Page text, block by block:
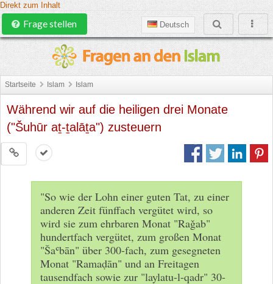
Direkt zum Inhalt
Deutsch
Frage stellen
Startseite Islam Islam
Während wir auf die heiligen drei Monate
("Šuhūr aṯ-ṯalāṯa") zusteuern
"So wie der Lohn einer guten Tat, zu einer
anderen Zeit fünffach vergütet wird, so
wird sie zum ehrbaren Monat "Raǧab"
hundertfach vergütet, zum großen Monat
"Šaʿbān" über 300-fach, zum gesegneten
Monat "Ramaḍān" und an Freitagen
tausendfach sowie zur "laylatu-l-qadr" 30-